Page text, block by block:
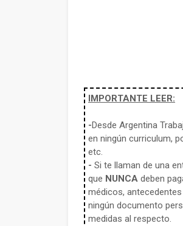
IMPORTANTE LEER:
-Desde Argentina
en ningún curriculum,
etc.
- Si te llaman de una
que NUNCA deben
médicos,
ningún documento
medidas al respecto.